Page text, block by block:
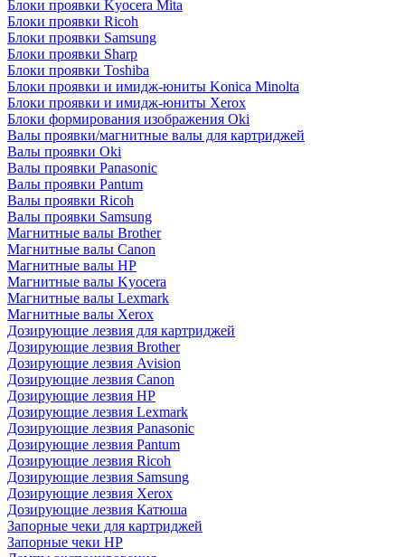
Блоки проявки Kyocera Mita
Блоки проявки Ricoh
Блоки проявки Samsung
Блоки проявки Sharp
Блоки проявки Toshiba
Блоки проявки и имидж-юниты Konica Minolta
Блоки проявки и имидж-юниты Xerox
Блоки формирования изображения Oki
Валы проявки/магнитные валы для картриджей
Валы проявки Oki
Валы проявки Panasonic
Валы проявки Pantum
Валы проявки Ricoh
Валы проявки Samsung
Магнитные валы Brother
Магнитные валы Canon
Магнитные валы HP
Магнитные валы Kyocera
Магнитные валы Lexmark
Магнитные валы Xerox
Дозирующие лезвия для картриджей
Дозирующие лезвия Brother
Дозирующие лезвия Avision
Дозирующие лезвия Canon
Дозирующие лезвия HP
Дозирующие лезвия Lexmark
Дозирующие лезвия Panasonic
Дозирующие лезвия Pantum
Дозирующие лезвия Ricoh
Дозирующие лезвия Samsung
Дозирующие лезвия Xerox
Дозирующие лезвия Катюша
Запорные чеки для картриджей
Запорные чеки HP